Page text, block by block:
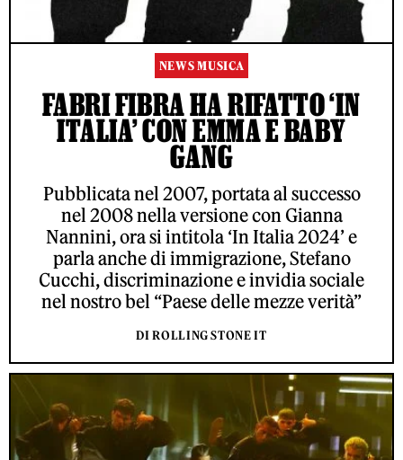
NEWS MUSICA
FABRI FIBRA HA RIFATTO ‘IN
ITALIA’ CON EMMA E BABY
GANG
Pubblicata nel 2007, portata al successo
nel 2008 nella versione con Gianna
Nannini, ora si intitola ‘In Italia 2024’ e
parla anche di immigrazione, Stefano
Cucchi, discriminazione e invidia sociale
nel nostro bel “Paese delle mezze verità”
DI ROLLING STONE IT